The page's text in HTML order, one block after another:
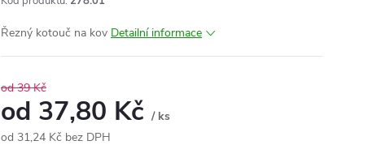
Řezný kotouč na kov Detailní informace
od 39 Kč
od 37,80 Kč / ks
od 31,24 Kč bez DPH